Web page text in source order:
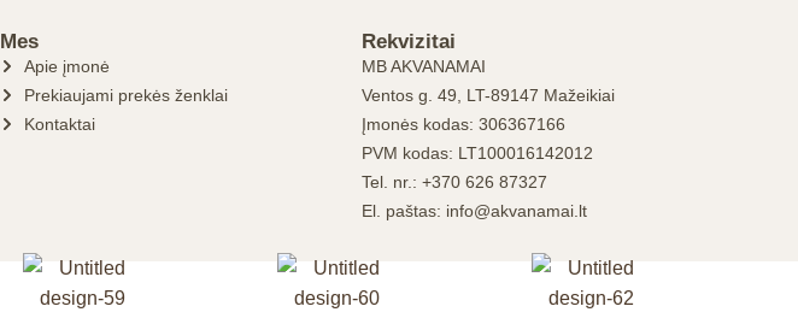
Mes
Apie įmonė
Prekiaujami prekės ženklai
Kontaktai
Rekvizitai
MB AKVANAMAI
Ventos g. 49, LT-89147 Mažeikiai
Įmonės kodas: 306367166
PVM kodas: LT100016142012
Tel. nr.: +370 626 87327
El. paštas: info@akvanamai.lt